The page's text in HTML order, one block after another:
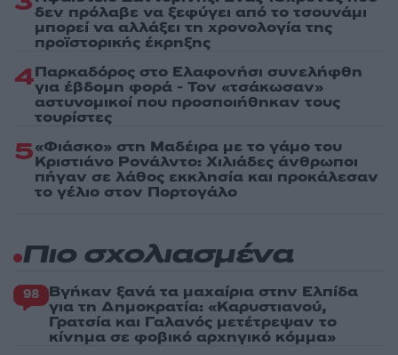
δεν πρόλαβε να ξεφύγει από το τσουνάμι
μπορεί να αλλάξει τη χρονολογία της
προϊστορικής έκρηξης
4Παρκαδόρος στο Ελαφονήσι συνελήφθη
για έβδομη φορά - Τον «τσάκωσαν»
αστυνομικοί που προσποιήθηκαν τους
τουρίστες
5«Φιάσκο» στη Μαδέιρα με το γάμο του
Κριστιάνο Ρονάλντο: Χιλιάδες άνθρωποι
πήγαν σε λάθος εκκλησία και προκάλεσαν
το γέλιο στον Πορτογάλο
Πιο σχολιασμένα
98 Βγήκαν ξανά τα μαχαίρια στην Ελπίδα
για τη Δημοκρατία: «Καρυστιανού,
Γρατσία και Γαλανός μετέτρεψαν το
κίνημα σε φοβικό αρχηγικό κόμμα»